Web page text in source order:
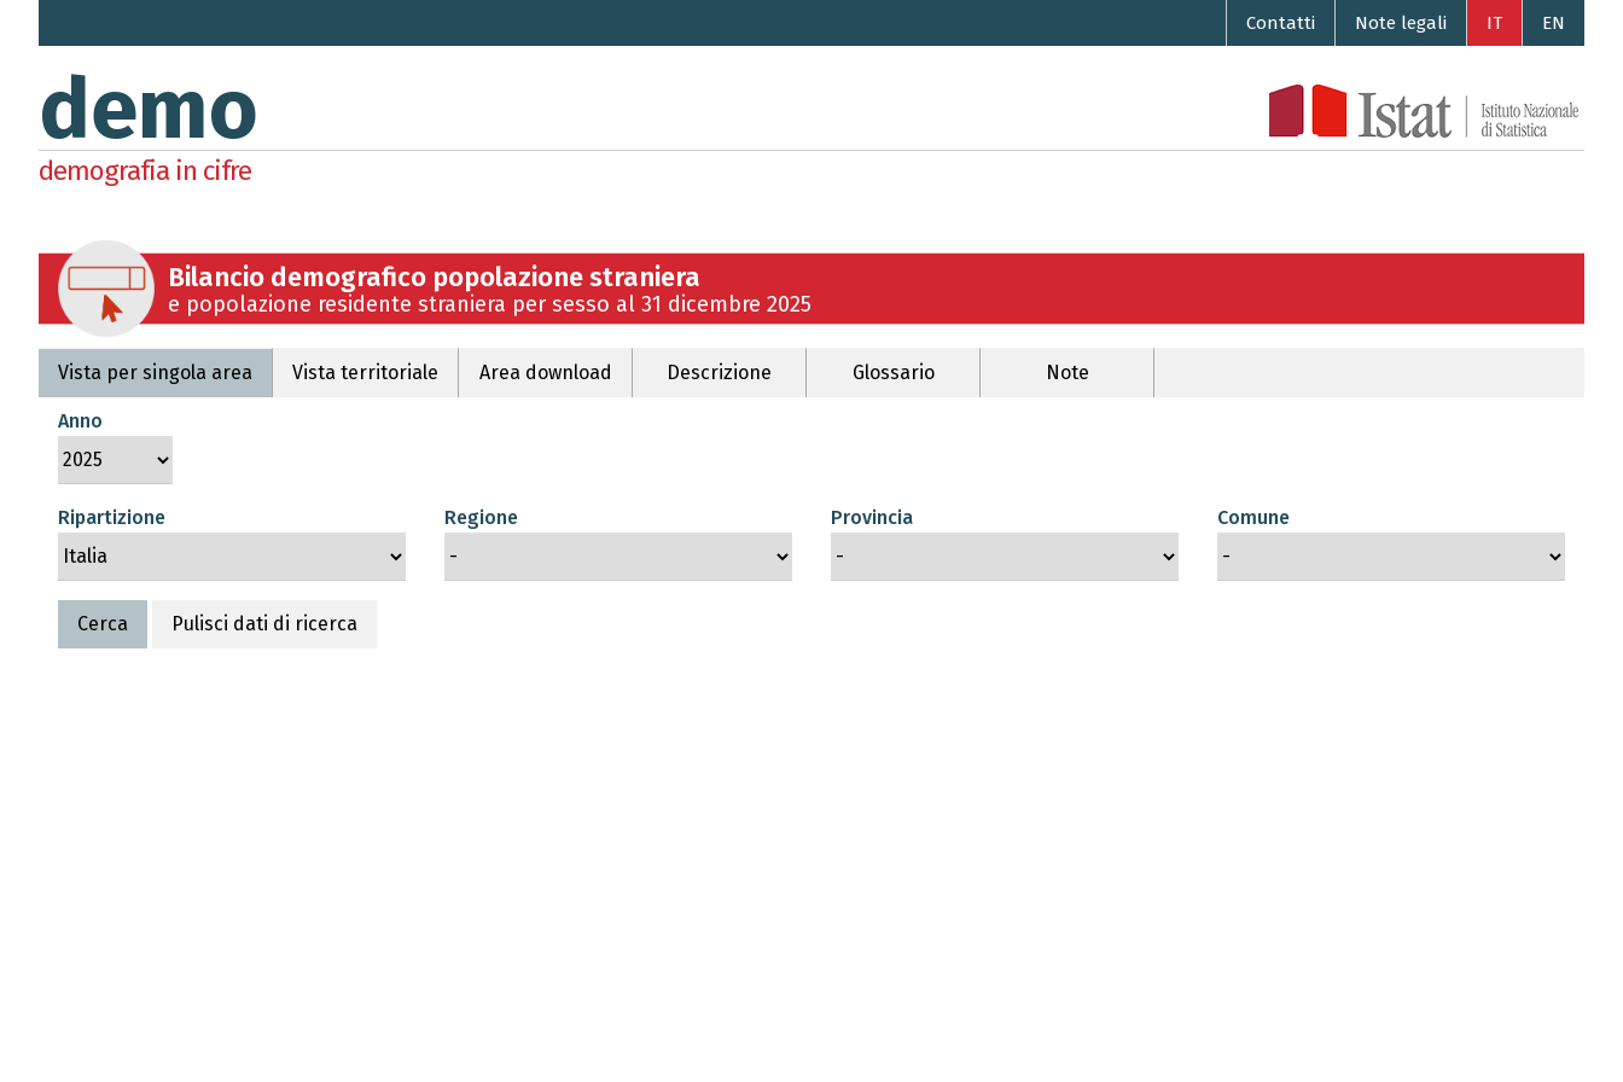
EN
IT
Note legali
Contatti
demo
demografia in cifre
Bilancio demografico popolazione straniera
e popolazione residente straniera per sesso al 31 dicembre 2025
Vista per singola area Vista territoriale Area download Descrizione Glossario Note
Anno
Ripartizione Regione Provincia Comune